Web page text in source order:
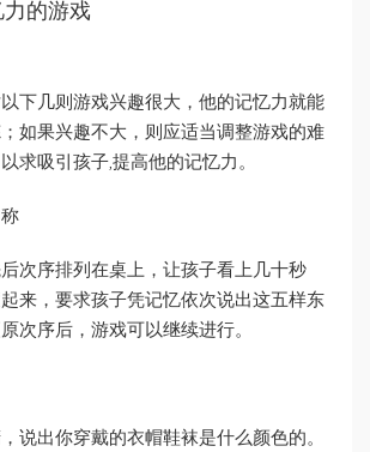
的游戏
下几则游戏兴趣很大，他的记忆力就能
如果兴趣不大，则应适当调整游戏的难
求吸引孩子,提高他的记忆力。
次序排列在桌上，让孩子看上几十秒
来，要求孩子凭记忆依次说出这五样东
次序后，游戏可以继续进行。
说出你穿戴的衣帽鞋袜是什么颜色的。